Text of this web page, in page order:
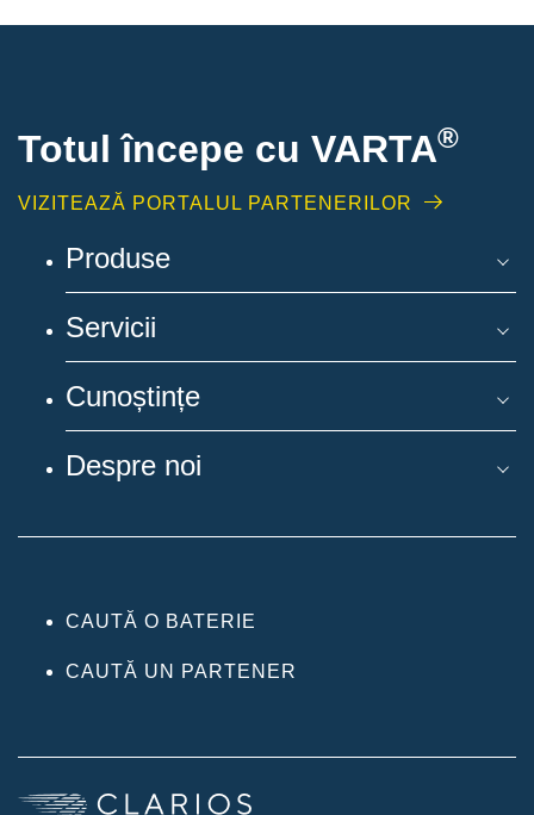
Totul începe cu VARTA®
VIZITEAZĂ PORTALUL PARTENERILOR
Produse
Servicii
Cunoștințe
Despre noi
CAUTĂ O BATERIE
CAUTĂ UN PARTENER